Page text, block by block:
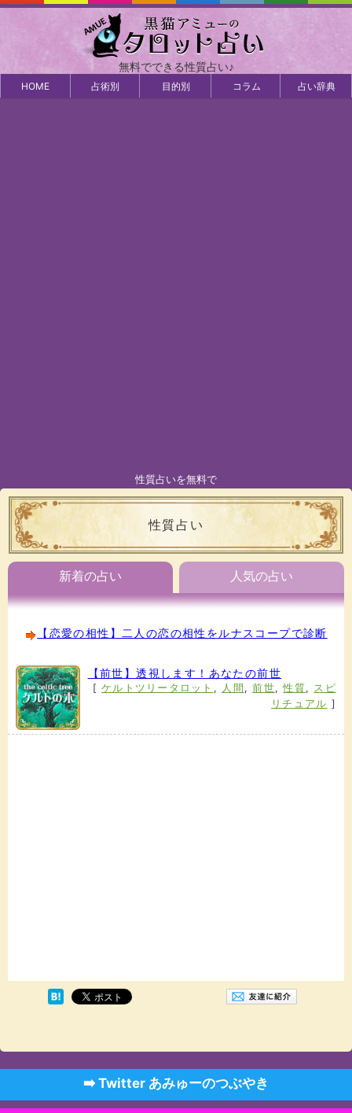
無料でできる性質占い♪
HOME 占術別 目的別 コラム 占い辞典
性質占いを無料で
性質占い
新着の占い 人気の占い
【恋愛の相性】二人の恋の相性をルナスコープで診断
【前世】透視します！あなたの前世
[ケルトツリータロット , 人間 ,前世,性質, スピ
リチュアル ]
➡️ Twitter あみゅーのつぶやき